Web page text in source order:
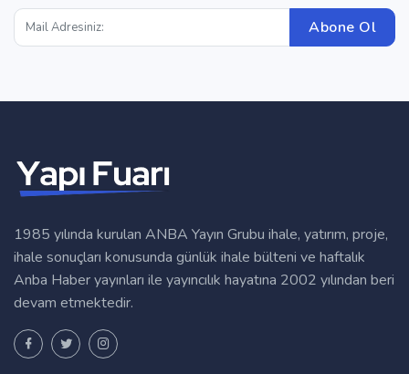
Abone Ol
1985 yılında kurulan ANBA Yayın Grubu ihale, yatırım, proje,
ihale sonuçları konusunda günlük ihale bülteni ve haftalık
Anba Haber yayınları ile yayıncılık hayatına 2002 yılından beri
devam etmektedir.